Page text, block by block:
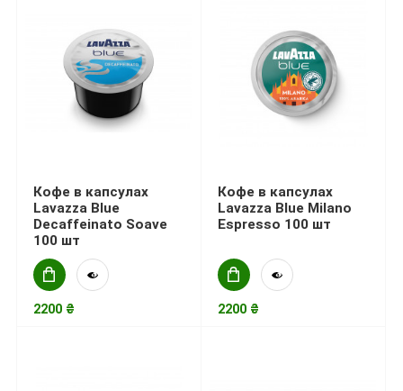
Кофе в капсулах
Lavazza Blue
Decaffeinato Soave
100 шт
2200 ₴
Кофе в капсулах
Lavazza Blue Milano
Espresso 100 шт
2200 ₴